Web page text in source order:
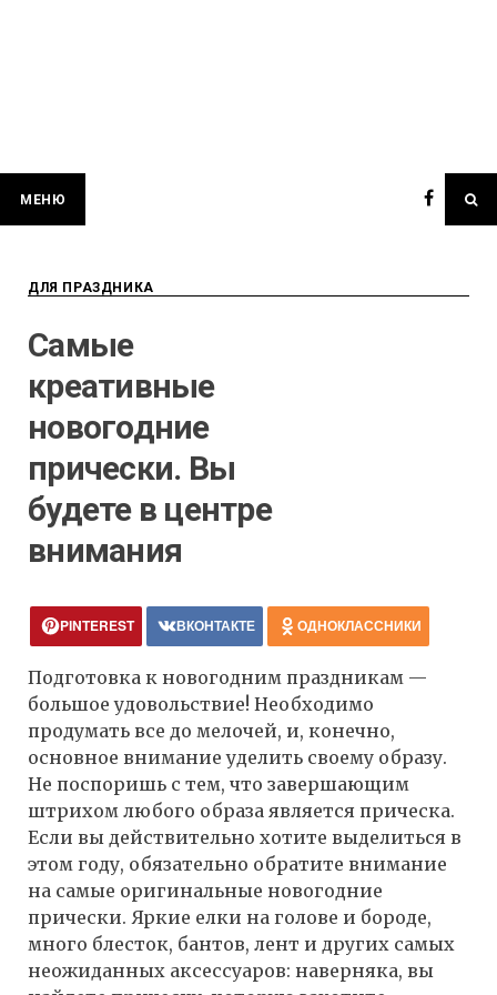
МЕНЮ
ДЛЯ ПРАЗДНИКА
Самые
креативные
новогодние
прически. Вы
будете в центре
внимания
PINTEREST ВКОНТАКТЕ ОДНОКЛАССНИКИ
Подготовка к новогодним праздникам —
большое удовольствие! Необходимо
продумать все до мелочей, и, конечно,
основное внимание уделить своему образу.
Не поспоришь с тем, что завершающим
штрихом любого образа является прическа.
Если вы действительно хотите выделиться в
этом году, обязательно обратите внимание
на самые оригинальные новогодние
прически. Яркие елки на голове и бороде,
много блесток, бантов, лент и других самых
неожиданных аксессуаров: наверняка, вы